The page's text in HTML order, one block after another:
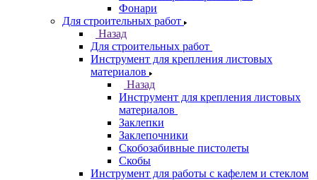
Фонари
Для строительных работ
Назад
Для строительных работ
Инструмент для крепления листовых
материалов
Назад
Инструмент для крепления листовых
материалов
Заклепки
Заклепочники
Скобозабивные пистолеты
Скобы
Инструмент для работы с кафелем и стеклом